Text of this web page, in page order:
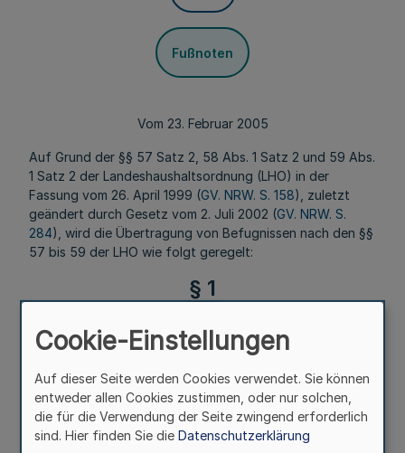
Fußnoten
Vom 23. Februar 2005
Auf Grund der §§ 57 Satz 2, 58 Abs. 1 Satz 2 und 59 Abs.
1 Satz 2 der Landeshaushaltsordnung (LHO) in der
Fassung vom 26. April 1999 (GV. NRW. S. 158), zuletzt
geändert durch Gesetz vom 2. Juli 2002 (GV. NRW. S.
284), wird die Übertragung von Befugnissen nach den §§
57 bis 59 der LHO wie folgt geregelt:
§ 1
Einrichtungen werden – soweit sie den Landeshaushalt für
den Geschäftsbereich des Ministeriums für Schule,
Jugend und Kinder ausführen – die Befugnisse
übertragen, die nach den §§ 57 bis 59 LHO in Verbindung
Cookie-Einstellungen
Auf dieser Seite werden Cookies verwendet. Sie können
entweder allen Cookies zustimmen, oder nur solchen,
die für die Verwendung der Seite zwingend erforderlich
sind. Hier finden Sie die Datenschutzerklärung